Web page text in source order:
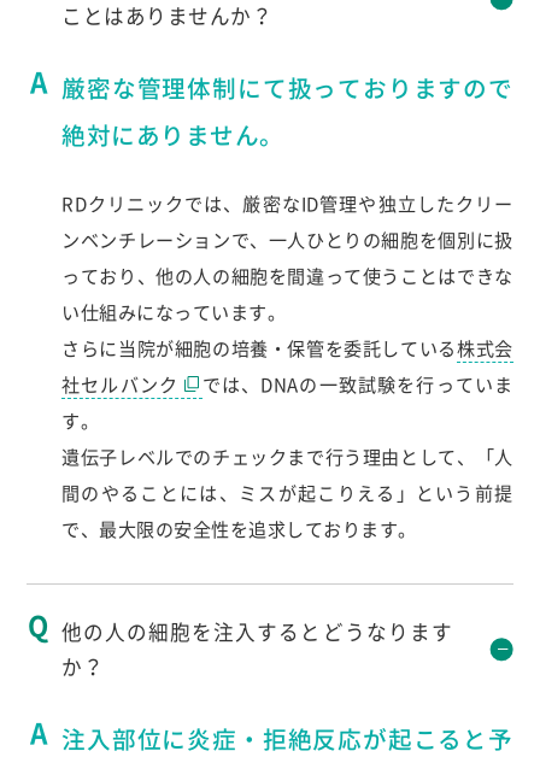
ことはありませんか？
厳密な管理体制にて扱っておりますので
絶対にありません。
RDクリニックでは、厳密なID管理や独立したクリー
ンベンチレーションで、一人ひとりの細胞を個別に扱
っており、他の人の細胞を間違って使うことはできな
い仕組みになっています。
さらに当院が細胞の培養・保管を委託している株式会
社セルバンク
では、DNAの一致試験を行っていま
す。
遺伝子レベルでのチェックまで行う理由として、「人
間のやることには、ミスが起こりえる」という前提
で、最大限の安全性を追求しております。
他の人の細胞を注入するとどうなります
か？
注入部位に炎症・拒絶反応が起こると予